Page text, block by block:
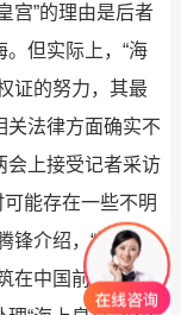
”的理由是后者
但实际上，“海
证的努力，其最
关法律方面确实不
会上接受记者采访
可能存在一些不明
锋介绍，“海上皇
在中国前所未